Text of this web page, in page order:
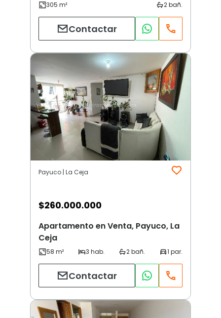
Contactar
Payuco | La Ceja
$260.000.000
Apartamento en Venta, Payuco, La
Ceja
Contactar